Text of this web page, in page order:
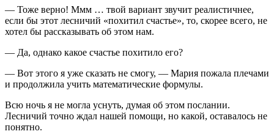
— Тоже верно! Ммм … твой вариант звучит реалистичнее,
если бы этот лесничий «похитил счастье», то, скорее всего, не
хотел бы рассказывать об этом нам.
— Да, однако какое счастье похитило его?
— Вот этого я уже сказать не смогу, — Мария пожала плечами
и продолжила учить математические формулы.
Всю ночь я не могла уснуть, думая об этом послании.
Лесничий точно ждал нашей помощи, но какой, оставалось не
понятно.